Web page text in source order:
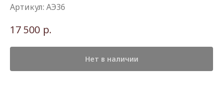
Артикул: АЭ36
17 500 р.
Нет в наличии